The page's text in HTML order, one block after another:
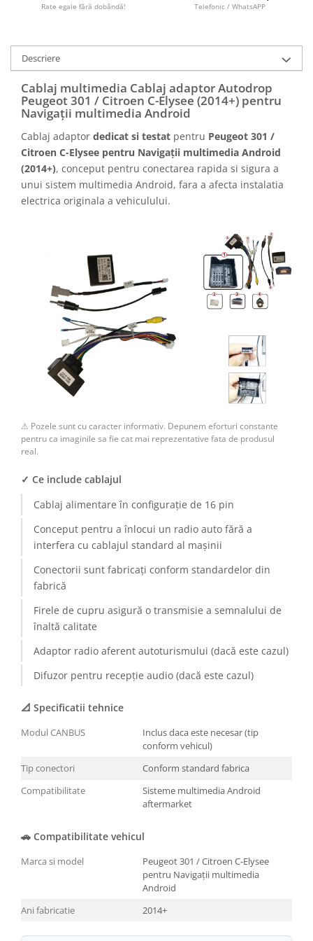
Camere marșarier auto
Camere Skoda
Camere Volkswagen
Camere Mercedes Benz
Camere Audi
Camere BMW
Camere Iveco
Camere Renault
Camere Fiat
Camere Citroen
Camere Peugeot
Camere Fiat
Camere înregistrare trafic
Accesorii multimedia
Conectică Auto
Conectică Auto
Conectică Audi
Conectică BMW
Conectică Volkswagen
Conectică Mercedes Benz
Conectică Opel
Conectică Honda
Conectică Suzuki
Conectică Renault
Rate egale fără dobândă! Telefonic / WhatsAPP
Descriere
Cablaj multimedia Cablaj adaptor Autodrop
Peugeot 301 / Citroen C-Elysee (2014+) pentru
Navigații multimedia Android
Cablaj adaptor dedicat si testat pentru Peugeot 301 /
Citroen C-Elysee pentru Navigații multimedia Android
(2014+), conceput pentru conectarea rapida si sigura a
unui sistem multimedia Android, fara a afecta instalatia
electrica originala a vehiculului.
⚠ Pozele sunt cu caracter informativ. Depunem eforturi constante
pentru ca imaginile sa fie cat mai reprezentative fata de produsul
real.
✓ Ce include cablajul
Cablaj alimentare în configurație de 16 pin
Conceput pentru a înlocui un radio auto fără a
interfera cu cablajul standard al mașinii
Conectorii sunt fabricați conform standardelor din
fabrică
Firele de cupru asigură o transmisie a semnalului de
înaltă calitate
Adaptor radio aferent autoturismului (dacă este cazul)
Difuzor pentru recepție audio (dacă este cazul)
📐 Specificatii tehnice
Modul CANBUS
Inclus daca este necesar (tip
conform vehicul)
Tip conectori
Conform standard fabrica
Compatibilitate
Sisteme multimedia Android
aftermarket
🚗 Compatibilitate vehicul
Marca si model
Peugeot 301 / Citroen C-Elysee
pentru Navigații multimedia
Android
Ani fabricatie
2014+